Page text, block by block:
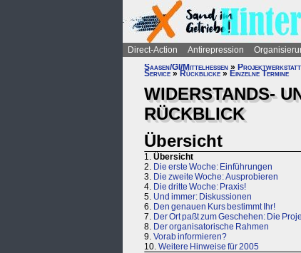
Direct-Action Antirepression
Saasen/GI/Mittelhessen » Projektwerkstatt
Service » Rückblicke » Einzelne Termine
WIDERSTANDS-
RÜCKBLICK
Übersicht
1. Übersicht
2. Die erste Woche: Einführungen
3. Die zweite Woche: Ausprobieren
4. Die dritte Woche: Praxis!
5. Und immer: Diskussionen
6. Den genauen Kurs bestimmt Ihr!
7. Der Ort paßt zum Geschehen: Die
8. Der organisatorische Rahmen
9. Vorab informieren?
10. Weitere Hinweise für 2005